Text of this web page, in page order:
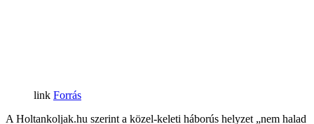
Forrás
A Holtankoljak.hu szerint a közel-keleti háborús helyzet „nem halad